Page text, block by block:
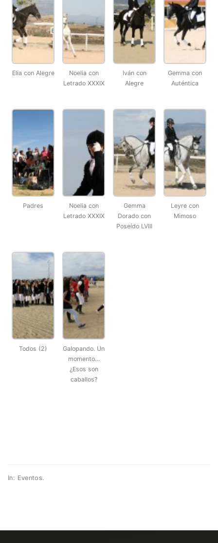
Elia con Alegre
Noelia con
Letrado XXXIX
Iván con
Alegre
Gemma con
Auténtica
Padres
Noelia con
Letrado XXXIX
Gemma
Dorado con
Poseído LVIII
Leyre con
Mimoso
Todos (2)
Galopando. Un
momento…
¿Esos son
caballos?
In: Eventos.